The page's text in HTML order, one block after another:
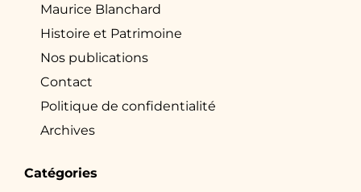
Maurice Blanchard
Histoire et Patrimoine
Nos publications
Contact
Politique de confidentialité
Archives
Catégories